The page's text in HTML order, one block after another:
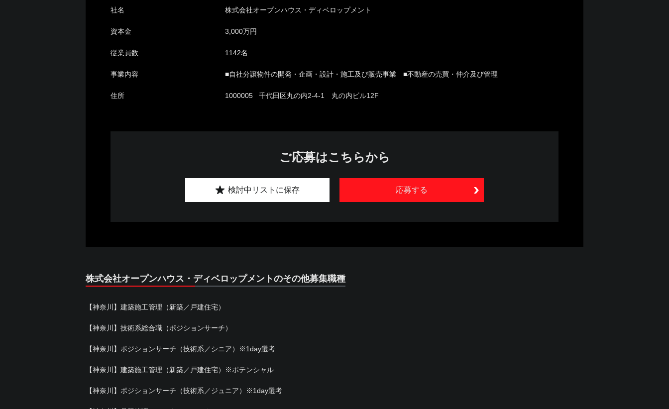
社名 株式会社オープンハウス・ディベロップメント
資本金 3,000万円
従業員数 1142名
事業内容 ■自社分譲物件の開発・企画・設計・施工及び販売事業 ■不動産の売買・仲介及び管理
住所 1000005 千代田区丸の内2-4-1 丸の内ビル12F
ご応募はこちらから
応募する
検討中リストに保存
株式会社オープンハウス・ディベロップメントのその他募集職種
【神奈川】建築施工管理（新築／戸建住宅）
【神奈川】技術系総合職（ポジションサーチ）
【神奈川】ポジションサーチ（技術系／シニア）※1day選考
【神奈川】建築施工管理（新築／戸建住宅）※ポテンシャル
【神奈川】ポジションサーチ（技術系／ジュニア）※1day選考